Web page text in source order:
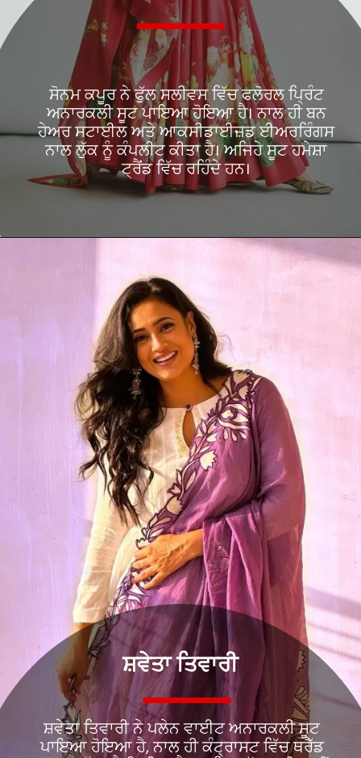
ਸੋਨਮ ਕਪੂਰ ਨੇ ਫੁੱਲ ਸਲੀਵਸ ਵਿੱਚ ਫਲੋਰਲ ਪ੍ਰਿੰਟ
ਅਨਾਰਕਲੀ ਸੂਟ ਪਾਇਆ ਹੋਇਆ ਹੈ। ਨਾਲ ਹੀ ਬਨ
ਹੇਅਰ ਸਟਾਈਲ ਅਤੇ ਆਕਸੀਡਾਈਜ਼ਡ ਈਅਰਰਿੰਗਸ
ਨਾਲ ਲੁੱਕ ਨੂੰ ਕੰਪਲੀਟ ਕੀਤਾ ਹੈ। ਅਜਿਹੇ ਸੂਟ ਹਮੇਸ਼ਾ
ਟ੍ਰੈਂਡ ਵਿੱਚ ਰਹਿੰਦੇ ਹਨ।
ਸੋਨਮ ਕਪੂਰ
ਸ਼ਵੇਤਾ ਤਿਵਾਰੀ
ਸ਼ਵੇਤਾ ਤਿਵਾਰੀ ਨੇ ਪਲੇਨ ਵਾਈਟ ਅਨਾਰਕਲੀ ਸੂਟ
ਪਾਇਆ ਹੋਇਆ ਹੈ, ਨਾਲ ਹੀ ਕੰਟ੍ਰਾਸਟ ਵਿੱਚ ਥਰੈੱਡ